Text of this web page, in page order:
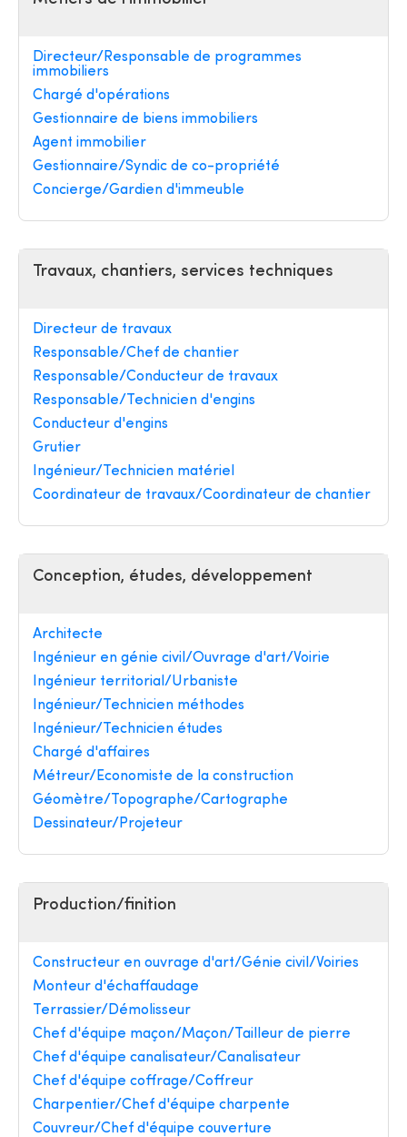
Directeur/Responsable de programmes
immobiliers
Chargé d'opérations
Gestionnaire de biens immobiliers
Agent immobilier
Gestionnaire/Syndic de co-propriété
Concierge/Gardien d'immeuble
Travaux, chantiers, services techniques
Directeur de travaux
Responsable/Chef de chantier
Responsable/Conducteur de travaux
Responsable/Technicien d'engins
Conducteur d'engins
Grutier
Ingénieur/Technicien matériel
Coordinateur de travaux/Coordinateur de chantier
Conception, études, développement
Architecte
Ingénieur en génie civil/Ouvrage d'art/Voirie
Ingénieur territorial/Urbaniste
Ingénieur/Technicien méthodes
Ingénieur/Technicien études
Chargé d'affaires
Métreur/Economiste de la construction
Géomètre/Topographe/Cartographe
Dessinateur/Projeteur
Production/finition
Constructeur en ouvrage d'art/Génie civil/Voiries
Monteur d'échaffaudage
Terrassier/Démolisseur
Chef d'équipe maçon/Maçon/Tailleur de pierre
Chef d'équipe canalisateur/Canalisateur
Chef d'équipe coffrage/Coffreur
Charpentier/Chef d'équipe charpente
Couvreur/Chef d'équipe couverture